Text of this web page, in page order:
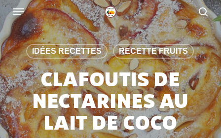
Skip
to
main
content
IDÉES RECETTES RECETTE FRUITS
CLAFOUTIS DE
NECTARINES AU
LAIT DE COCO